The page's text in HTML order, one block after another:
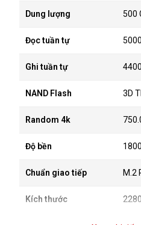
Dung lượng 500
Đọc tuần tự
Ghi tuần tự
NAND Flash 3D
Random 4k
Độ bền
Chuẩn giao tiếp M.2
Kích thước